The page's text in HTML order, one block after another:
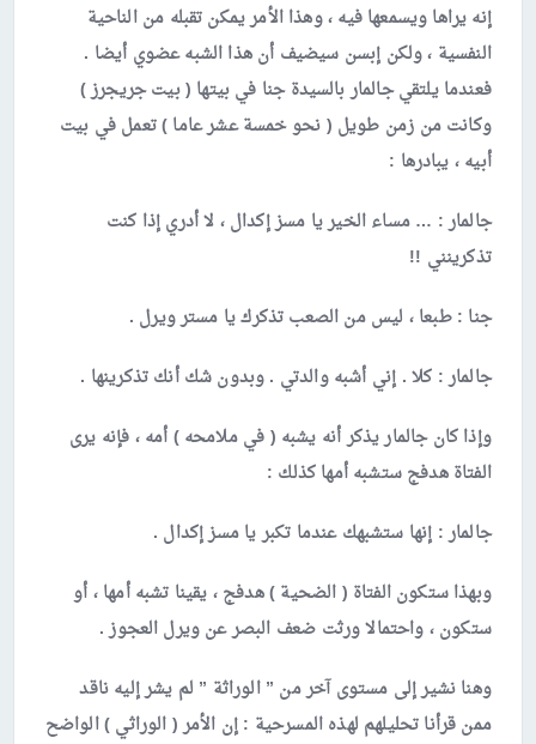
إنه يراها ويسمعها فيه ، وهذا الأمر يمكن تقبله من الناحية
النفسية ، ولكن إبسن سيضيف أن هذا الشبه عضوي أيضا .
فعندما يلتقي جالمار بالسيدة جنا في بيتها ( بيت جريجرز )
وكانت من زمن طويل ( نحو خمسة عشر عاما ) تعمل في بيت
أبيه ، يبادرها :
جالمار: … مساء الخير يا مسز إكدال ، لا أدري إذا كنت
تذكرينني !!
جنا : طبعا ، ليس من الصعب تذكرك يا مستر ويرل .
جالمار: كلا . إني أشبه والدتي . وبدون شك أنك تذكرينها .
وإذا كان جالمار يذكر أنه يشبه ( في ملامحه ) أمه ، فإنه يرى
الفتاة هدفج ستشبه أمها كذلك :
جالمار : إنها ستشبهك عندما تكبر يا مسز إكدال .
وبهذا ستكون الفتاة ( الضحية ) هدفج ، يقينا تشبه أمها ، أو
ستكون ، واحتمالا ورثت ضعف البصر عن ويرل العجوز .
وهنا نشير إلى مستوى آخر من ” الوراثة ” لم يشر إليه ناقد
ممن قرأنا تحليلهم لهذه المسرحية : إن الأمر ( الوراثي ) الواضح